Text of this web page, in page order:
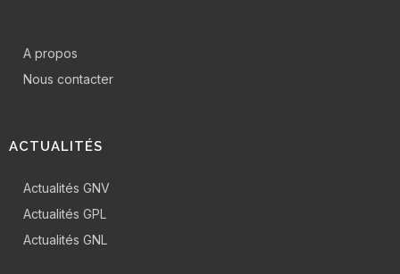
A propos
Nous contacter
ACTUALITÉS
Actualités GNV
Actualités GPL
Actualités GNL